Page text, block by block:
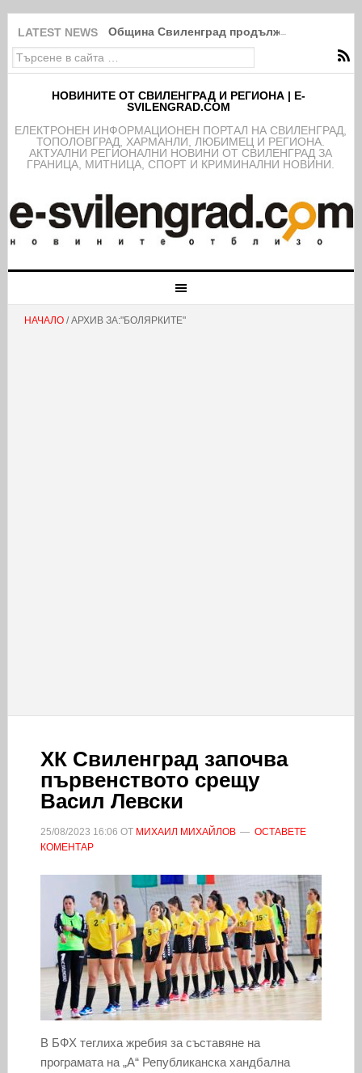
LATEST NEWS Община Свиленград продължава
НОВИНИТЕ ОТ СВИЛЕНГРАД И РЕГИОНА | E-
SVILENGRAD.COM
EЛЕКТРОНЕН ИНФОРМАЦИОНЕН ПОРТАЛ НА СВИЛЕНГРАД,
ТОПОЛОВГРАД, ХАРМАНЛИ, ЛЮБИМЕЦ И РЕГИОНА.
АКТУАЛНИ РЕГИОНАЛНИ НОВИНИ ОТ СВИЛЕНГРАД ЗА
ГРАНИЦА, МИТНИЦА, СПОРТ И КРИМИНАЛНИ НОВИНИ.
НАЧАЛО/ АРХИВ ЗА:"БОЛЯРКИТЕ"
ХК Свиленград започва
първенството срещу
Васил Левски
25/08/2023 16:06 ОТ МИХАИЛ МИХАЙЛОВ
ОСТАВЕТЕ
КОМЕНТАР
В БФХ теглиха жребия за съставяне на
програмата на „А“ Републиканска хандбална